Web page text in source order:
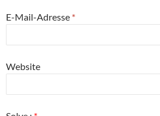
E-Mail-Adresse *
Website